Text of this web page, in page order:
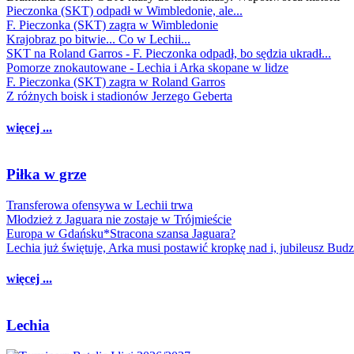
Pieczonka (SKT) odpadł w Wimbledonie, ale...
F. Pieczonka (SKT) zagra w Wimbledonie
Krajobraz po bitwie... Co w Lechii...
SKT na Roland Garros - F. Pieczonka odpadł, bo sędzia ukradł...
Pomorze znokautowane - Lechia i Arka skopane w lidze
F. Pieczonka (SKT) zagra w Roland Garros
Z różnych boisk i stadionów Jerzego Geberta
więcej ...
Piłka w grze
Transferowa ofensywa w Lechii trwa
Młodzież z Jaguara nie zostaje w Trójmieście
Europa w Gdańsku*Stracona szansa Jaguara?
Lechia już świętuje, Arka musi postawić kropkę nad i, jubileusz
więcej ...
Lechia